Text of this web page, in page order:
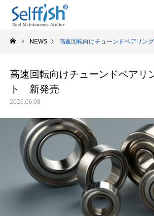
セルフメンテ
リールの豆知識
ラインを巻き込むときの工夫
NEWS 高速回転向けチューンドベアリン
高速回転向けチューンドベアリ
ト 新発売
2026.06.08